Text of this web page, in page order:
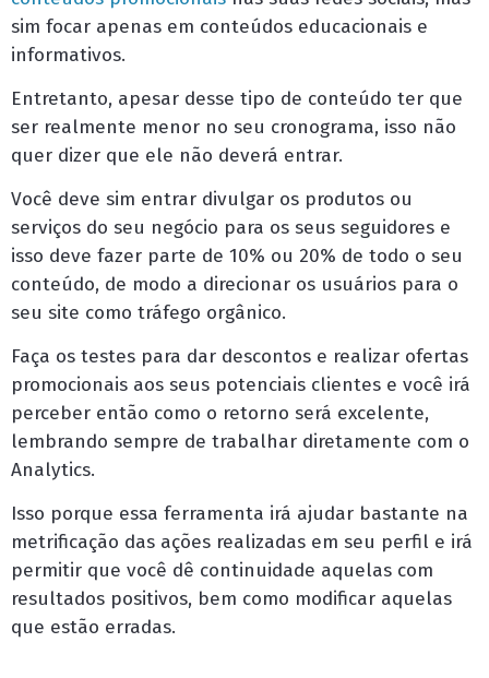
sim focar apenas em conteúdos educacionais e
informativos.
Entretanto, apesar desse tipo de conteúdo ter que
ser realmente menor no seu cronograma, isso não
quer dizer que ele não deverá entrar.
Você deve sim entrar divulgar os produtos ou
serviços do seu negócio para os seus seguidores e
isso deve fazer parte de 10% ou 20% de todo o seu
conteúdo, de modo a direcionar os usuários para o
seu site como tráfego orgânico.
Faça os testes para dar descontos e realizar ofertas
promocionais aos seus potenciais clientes e você irá
perceber então como o retorno será excelente,
lembrando sempre de trabalhar diretamente com o
Analytics.
Isso porque essa ferramenta irá ajudar bastante na
metrificação das ações realizadas em seu perfil e irá
permitir que você dê continuidade aquelas com
resultados positivos, bem como modificar aquelas
que estão erradas.